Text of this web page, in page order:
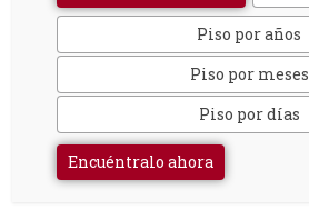
Piso por años
Piso por meses
Piso por días
Encuéntralo ahora